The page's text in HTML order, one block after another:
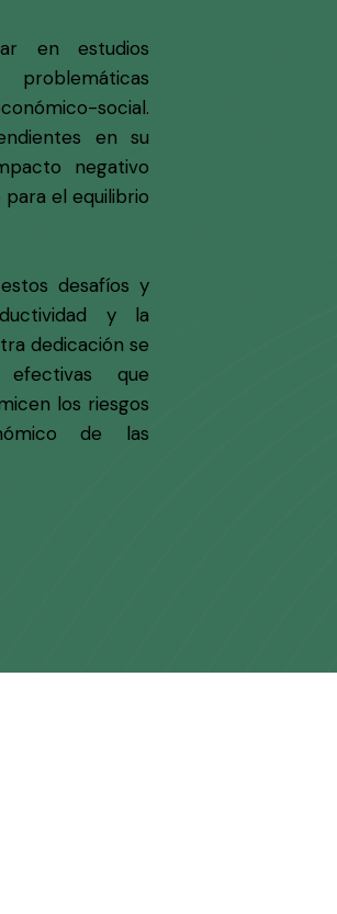
en estudios
social.
en su
negativo
el equilibrio
desafíos y
y la
dedicación se
que
los riesgos
de las